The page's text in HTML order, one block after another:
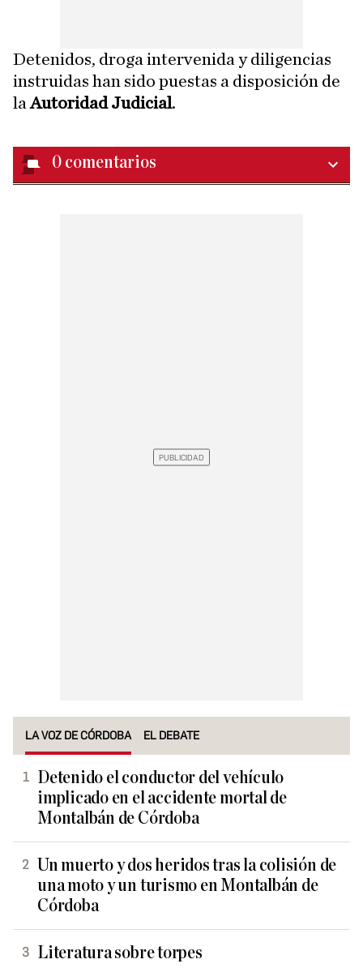
Detenidos, droga intervenida y diligencias
instruidas han sido puestas a disposición de
laAutoridad Judicial.
0 comentarios
LA VOZ DE CÓRDOBA EL DEBATE
Detenido el conductor del vehículo
implicado en el accidente mortal de
Montalbán de Córdoba
Un muerto y dos heridos tras la colisión de
una moto y un turismo en Montalbán de
Córdoba
Literatura sobre torpes